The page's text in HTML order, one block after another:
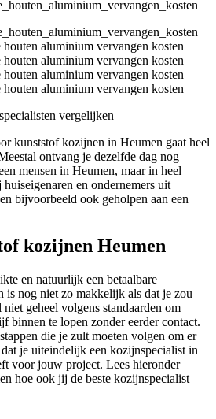
kunststof kozijnen in Heumen gaat heel
ontvang je dezelfde dag nog
mensen in Heumen, maar in heel
en ondernemers uit
bijvoorbeeld ook geholpen aan een
kozijnen Heumen
en natuurlijk een betaalbare
is nog niet zo makkelijk als dat je zou
geheel volgens standaarden om
binnen te lopen zonder eerder contact.
die je zult moeten volgen om er
je uiteindelijk een kozijnspecialist in
voor jouw project. Lees hieronder
hoe ook jij de beste kozijnspecialist